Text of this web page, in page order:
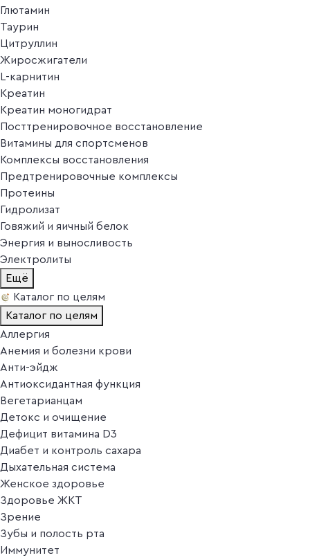
Глютамин
Таурин
Цитруллин
Жиросжигатели
L-карнитин
Креатин
Креатин моногидрат
Посттренировочное восстановление
Витамины для спортсменов
Комплексы восстановления
Предтренировочные комплексы
Протеины
Гидролизат
Говяжий и яичный белок
Энергия и выносливость
Электролиты
Ещё
Каталог по целям
Каталог по целям
Аллергия
Анемия и болезни крови
Анти-эйдж
Антиоксидантная функция
Вегетарианцам
Детокс и очищение
Дефицит витамина D3
Диабет и контроль сахара
Дыхательная система
Женское здоровье
Здоровье ЖКТ
Зрение
Зубы и полость рта
Иммунитет